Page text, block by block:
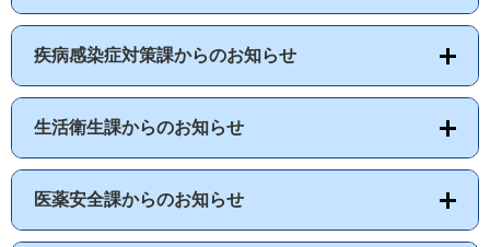
疾病感染症対策課からのお知らせ
生活衛生課からのお知らせ
医薬安全課からのお知らせ